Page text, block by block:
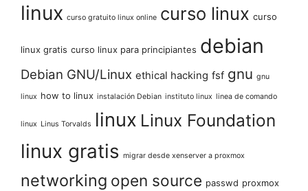
linux curso gratuito linux online curso linux curso
linux gratis curso linux para principiantes debian
Debian GNU/Linux ethical hacking fsf gnu gnu
linux how to linux instalación Debian instituto linux linea de comando
linux Linus Torvalds linux Linux Foundation
linux gratis migrar desde xenserver a proxmox
networking open source passwd proxmox